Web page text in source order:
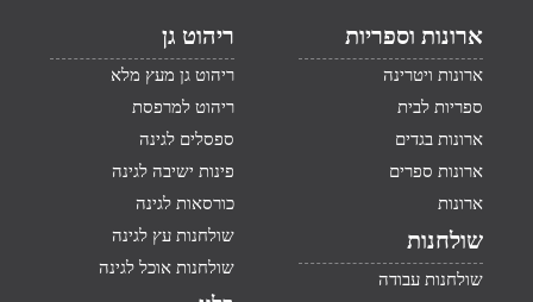
ארונות וספריות
ארונות ויטרינה
ספריות לבית
ארונות בגדים
ארונות ספרים
ארונות
שולחנות
שולחנות עבודה
ריהוט גן
ריהוט גן מעץ מלא
ריהוט למרפסת
ספסלים לגינה
פינות ישיבה לגינה
כורסאות לגינה
שולחנות עץ לגינה
שולחנות אוכל לגינה